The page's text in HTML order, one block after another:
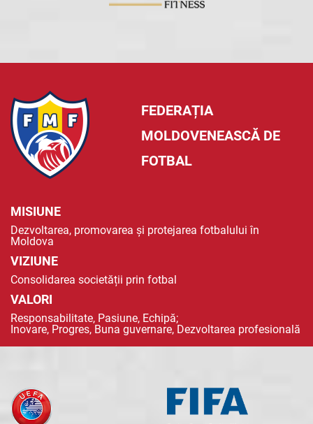
FEDERAȚIA
MOLDOVENEASCĂ DE
FOTBAL
MISIUNE
Dezvoltarea, promovarea și protejarea fotbalului în
Moldova
VIZIUNE
Consolidarea societății prin fotbal
VALORI
Responsabilitate, Pasiune, Echipă;
Inovare, Progres, Buna guvernare, Dezvoltarea profesională